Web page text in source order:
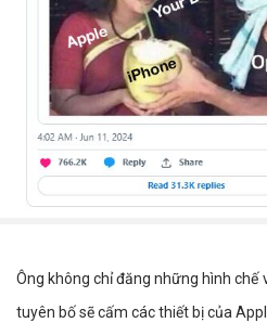
Ông không chỉ đăng những hình chế
tuyên bố sẽ cấm các thiết bị của